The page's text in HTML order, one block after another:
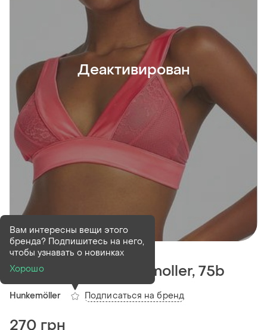
Деактивирован
Деактивирован1 шт
Бюстгальтер hunkemoller, 75b
Hunkemöller
Вам интересны вещи этого
бренда? Подпишитесь на него,
чтобы узнавать о новинках
Хорошо
Подписаться на бренд
270 грн